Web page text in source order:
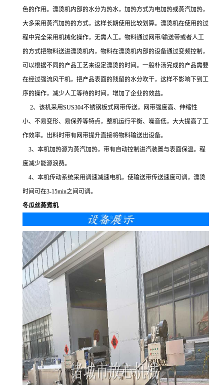
色的作用。漂烫机内部的水分为热水，加热方式为电加热或蒸汽加热，
大多采用蒸汽加热的方式，这样长期使用比较划算。漂烫机在使用的过
程中完全采用机械化操作，无需人工。物料通过网带/输送带或者人工
的方式把物料送进漂烫机内，物料在漂烫机内部的设备通过变频控制，
可以根据不同的产品工艺来设定漂烫的时间。一般朴汤完成的产品需要
在经过强流风干机，把产品表面的残留的水分吹干，这样不影响下到工
序的操作，减少人工等待的时间，增加了企业的效益。
2、该机采用SUS304不锈钢板式网带传送，网带强度高、伸缩性
小、不易变形、易保养等特点，整机运行平衡、噪音低，大大提高了工
作效率。出料时带有网带提升直接将物料输送出设备。
3、本机加热源为蒸汽加热，带有自动控制进汽装置与表面保温。程
度减少能源浪费。
4、本机传动系统采用调速减速电机，使输送带传送速度可调，漂烫
时间可在3-15min之间可调。
冬瓜丝蒸煮机